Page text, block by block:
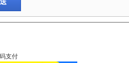
支付宝